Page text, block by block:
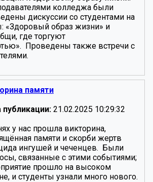
колледжа были
дискуссии со студентами на
«Здоровый образ жизни» и
где торгуют
Проведены также встречи с
памяти
публикации: 21.02.2025 10:29:32
у нас прошла викторина,
памяти и скорби жертв
ингушей и чеченцев. Были
связанные с этими событиями;
прошло на высоком
и студенты узнали много нового.